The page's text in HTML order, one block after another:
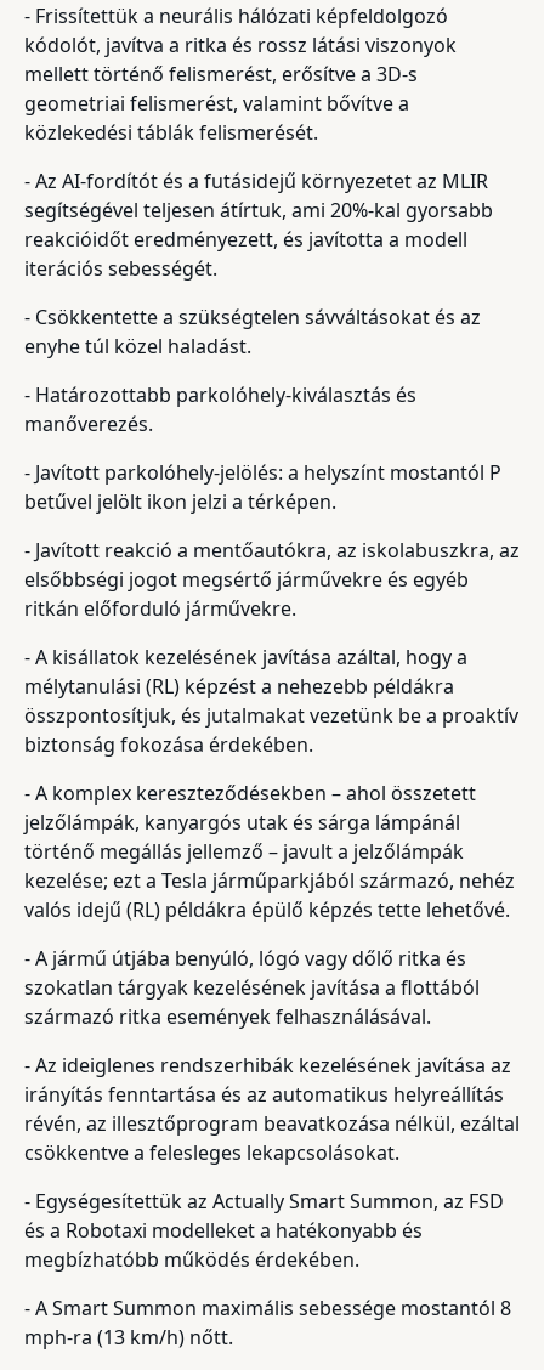
- Frissítettük a neurális hálózati képfeldolgozó
kódolót, javítva a ritka és rossz látási viszonyok
mellett történő felismerést, erősítve a 3D-s
geometriai felismerést, valamint bővítve a
közlekedési táblák felismerését.
- Az AI-fordítót és a futásidejű környezetet az MLIR
segítségével teljesen átírtuk, ami 20%-kal gyorsabb
reakcióidőt eredményezett, és javította a modell
iterációs sebességét.
- Csökkentette a szükségtelen sávváltásokat és az
enyhe túl közel haladást.
- Határozottabb parkolóhely-kiválasztás és
manőverezés.
- Javított parkolóhely-jelölés: a helyszínt mostantól P
betűvel jelölt ikon jelzi a térképen.
- Javított reakció a mentőautókra, az iskolabuszkra, az
elsőbbségi jogot megsértő járművekre és egyéb
ritkán előforduló járművekre.
- A kisállatok kezelésének javítása azáltal, hogy a
mélytanulási (RL) képzést a nehezebb példákra
összpontosítjuk, és jutalmakat vezetünk be a proaktív
biztonság fokozása érdekében.
- A komplex kereszteződésekben – ahol összetett
jelzőlámpák, kanyargós utak és sárga lámpánál
történő megállás jellemző – javult a jelzőlámpák
kezelése; ezt a Tesla járműparkjából származó, nehéz
valós idejű (RL) példákra épülő képzés tette lehetővé.
- A jármű útjába benyúló, lógó vagy dőlő ritka és
szokatlan tárgyak kezelésének javítása a flottából
származó ritka események felhasználásával.
- Az ideiglenes rendszerhibák kezelésének javítása az
irányítás fenntartása és az automatikus helyreállítás
révén, az illesztőprogram beavatkozása nélkül, ezáltal
csökkentve a felesleges lekapcsolásokat.
- Egységesítettük az Actually Smart Summon, az FSD
és a Robotaxi modelleket a hatékonyabb és
megbízhatóbb működés érdekében.
- A Smart Summon maximális sebessége mostantól 8
mph-ra (13 km/h) nőtt.